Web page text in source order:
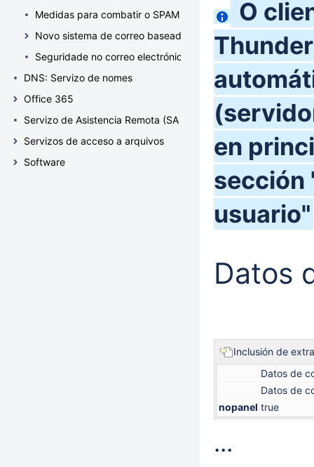
Medidas para combatir o SPAM
Novo sistema de correo baseado en Office 365
Seguridade no correo electrónico empregando PGP
DNS: Servizo de nomes
Office 365
Servizo de Asistencia Remota (SAR)
Servizos de acceso a arquivos
Software
O
en
sección
usuario"
Datos
Inclusión de
Datos de
Datos de
nopanel true
...